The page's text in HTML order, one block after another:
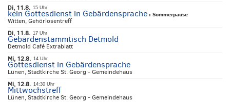
Di, 11.8. 15 Uhr
kein Gottesdienst in Gebärdensprache : Sommerpause
Witten, Gehörlosentreff
Di, 11.8. 17 Uhr
Gebärdenstammtisch Detmold
Detmold Café Extrablatt
Mi, 12.8. 14 Uhr
Gottesdienst in Gebärdensprache
Lünen, Stadtkirche St. Georg - Gemeindehaus
Mi, 12.8. 14:30 Uhr
Mittwochstreff
Lünen, Stadtkirche St. Georg - Gemeindehaus